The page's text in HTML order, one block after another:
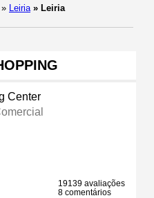
» Leiria » Leiria
Center
19139 avaliações
8 comentários